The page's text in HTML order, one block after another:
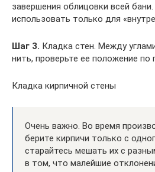
завершения облицовки всей
использовать только для
Шаг 3. Кладка стен. Между
нить, проверьте ее положение по
Кладка кирпичной стены
Очень важно. Во время
берите кирпичи только с
старайтесь мешать их с
в том, что малейшие